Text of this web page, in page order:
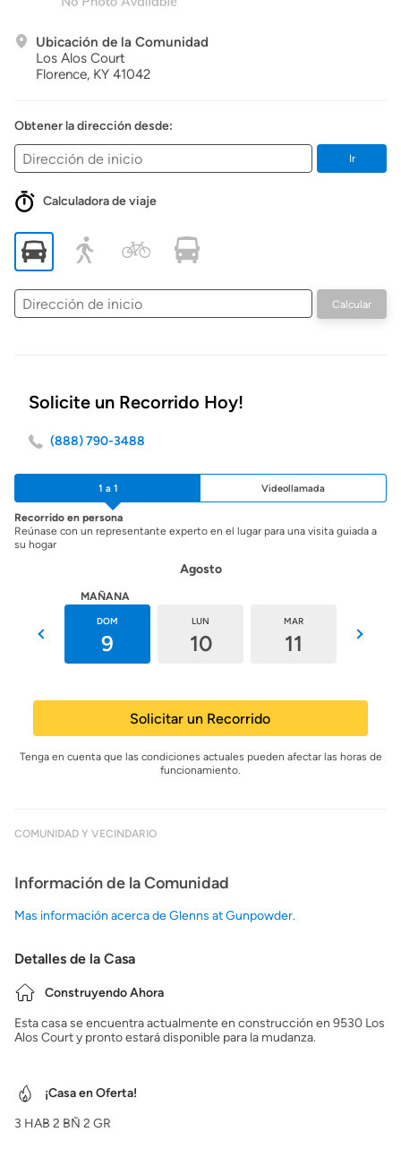
Ubicación de la Comunidad
Los Alos Court
Florence, KY 41042
Obtener la dirección desde:
Ir
Calculadora de viaje
Dirección
de
Calcular
Solicite un Recorrido Hoy!
(888) 790-3488
1 a 1 Videollamada
Recorrido en persona
Reúnase con un representante experto en el lugar para una visita guiada a
su hogar
Agosto
MAÑANA
DOM
9
LUN
10
MAR
11
Solicitar un Recorrido
Tenga en cuenta que las condiciones actuales pueden afectar las horas de
funcionamiento.
COMUNIDAD Y VECINDARIO
Información de la Comunidad
Mas información acerca de Glenns at Gunpowder.
Detalles de la Casa
Construyendo Ahora
Esta casa se encuentra actualmente en construcción en 9530 Los
Alos Court y pronto estará disponible para la mudanza.
¡Casa en Oferta!
3 HAB 2 BÑ 2 GR